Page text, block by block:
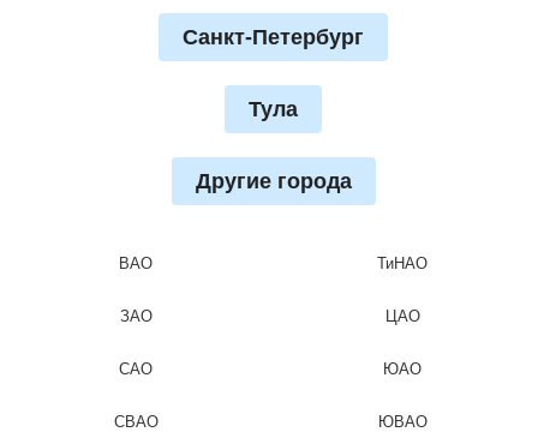
Санкт-Петербург
Тула
Другие города
ВАО
ЗАО
САО
СВАО
ТиНАО
ЦАО
ЮАО
ЮВАО